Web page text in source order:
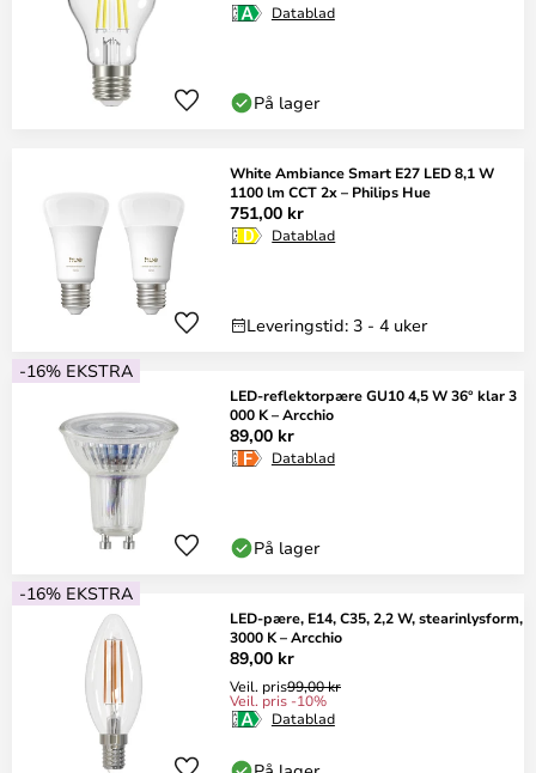
Datablad
På lager
White Ambiance Smart E27 LED 8,1 W
1100 lm CCT 2x – Philips Hue
751,00 kr
Datablad
Leveringstid: 3 - 4 uker
-16% EKSTRA
LED-reflektorpære GU10 4,5 W 36° klar 3
000 K – Arcchio
89,00 kr
Datablad
På lager
-16% EKSTRA
LED-pære, E14, C35, 2,2 W, stearinlysform,
3000 K – Arcchio
89,00 kr
Veil. pris99,00 kr
Veil. pris -10%
Datablad